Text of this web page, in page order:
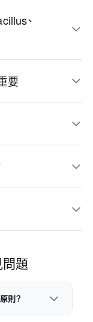
、
要
題
則？